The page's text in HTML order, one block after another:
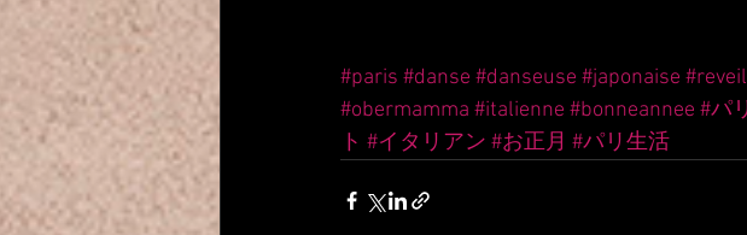
#paris #danse #danseuse #japonaise
#obermamma #italienne #bonneannee #パ
ト #イタリアン #お正月 #パリ生活